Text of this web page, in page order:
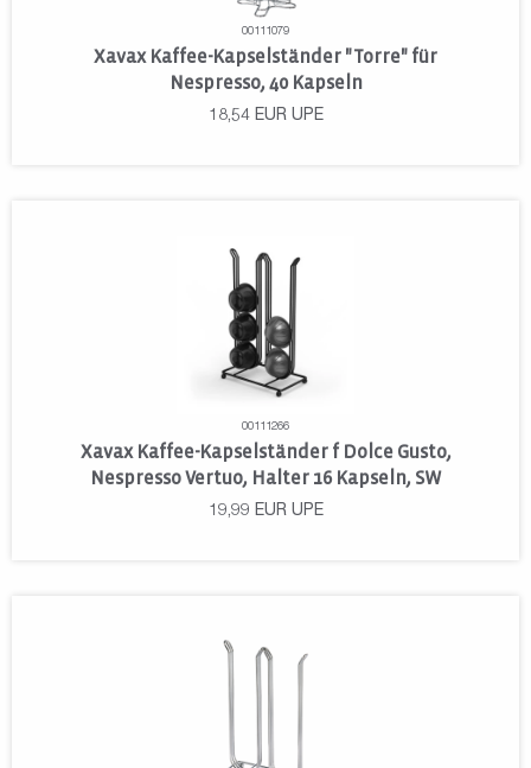
00111079
Xavax Kaffee-Kapselständer "Torre" für
Nespresso, 40 Kapseln
18,54 EUR UPE
00111266
Xavax Kaffee-Kapselständer f Dolce Gusto,
Nespresso Vertuo, Halter 16 Kapseln, SW
19,99 EUR UPE